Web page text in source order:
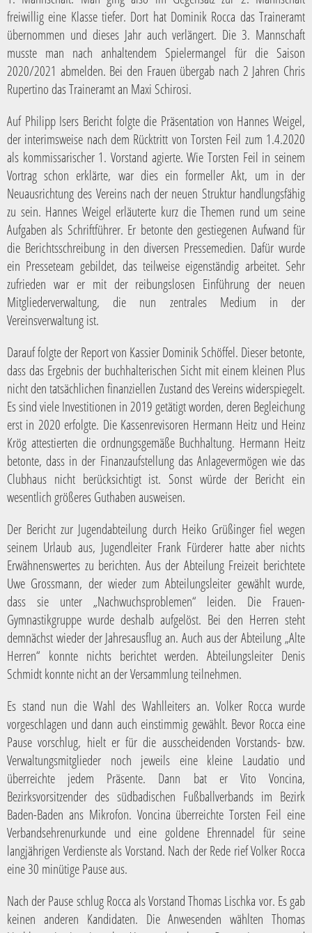
freiwillig eine Klasse tiefer. Dort hat Dominik Rocca das Traineramt
übernommen und dieses Jahr auch verlängert. Die 3. Mannschaft
musste man nach anhaltendem Spielermangel für die Saison
2020/2021 abmelden. Bei den Frauen übergab nach 2 Jahren Chris
Rupertino das Traineramt an Maxi Schirosi.
Auf Philipp Isers Bericht folgte die Präsentation von Hannes Weigel,
der interimsweise nach dem Rücktritt von Torsten Feil zum 1.4.2020
als kommissarischer 1. Vorstand agierte. Wie Torsten Feil in seinem
Vortrag schon erklärte, war dies ein formeller Akt, um in der
Neuausrichtung des Vereins nach der neuen Struktur handlungsfähig
zu sein. Hannes Weigel erläuterte kurz die Themen rund um seine
Aufgaben als Schriftführer. Er betonte den gestiegenen Aufwand für
die Berichtsschreibung in den diversen Pressemedien. Dafür wurde
ein Presseteam gebildet, das teilweise eigenständig arbeitet. Sehr
zufrieden war er mit der reibungslosen Einführung der neuen
Mitgliederverwaltung, die nun zentrales Medium in der
Vereinsverwaltung ist.
Darauf folgte der Report von Kassier Dominik Schöffel. Dieser betonte,
dass das Ergebnis der buchhalterischen Sicht mit einem kleinen Plus
nicht den tatsächlichen finanziellen Zustand des Vereins widerspiegelt.
Es sind viele Investitionen in 2019 getätigt worden, deren Begleichung
erst in 2020 erfolgte. Die Kassenrevisoren Hermann Heitz und Heinz
Krög attestierten die ordnungsgemäße Buchhaltung. Hermann Heitz
betonte, dass in der Finanzaufstellung das Anlagevermögen wie das
Clubhaus nicht berücksichtigt ist. Sonst würde der Bericht ein
wesentlich größeres Guthaben ausweisen.
Der Bericht zur Jugendabteilung durch Heiko Grüßinger fiel wegen
seinem Urlaub aus, Jugendleiter Frank Fürderer hatte aber nichts
Erwähnenswertes zu berichten. Aus der Abteilung Freizeit berichtete
Uwe Grossmann, der wieder zum Abteilungsleiter gewählt wurde,
dass sie unter „Nachwuchsproblemen“ leiden. Die Frauen-
Gymnastikgruppe wurde deshalb aufgelöst. Bei den Herren steht
demnächst wieder der Jahresausflug an. Auch aus der Abteilung „Alte
Herren“ konnte nichts berichtet werden. Abteilungsleiter Denis
Schmidt konnte nicht an der Versammlung teilnehmen.
Es stand nun die Wahl des Wahlleiters an. Volker Rocca wurde
vorgeschlagen und dann auch einstimmig gewählt. Bevor Rocca eine
Pause vorschlug, hielt er für die ausscheidenden Vorstands- bzw.
Verwaltungsmitglieder noch jeweils eine kleine Laudatio und
überreichte jedem Präsente. Dann bat er Vito Voncina,
Bezirksvorsitzender des südbadischen Fußballverbands im Bezirk
Baden-Baden ans Mikrofon. Voncina überreichte Torsten Feil eine
Verbandsehrenurkunde und eine goldene Ehrennadel für seine
langjährigen Verdienste als Vorstand. Nach der Rede rief Volker Rocca
eine 30 minütige Pause aus.
Nach der Pause schlug Rocca als Vorstand Thomas Lischka vor. Es gab
keinen anderen Kandidaten. Die Anwesenden wählten Thomas